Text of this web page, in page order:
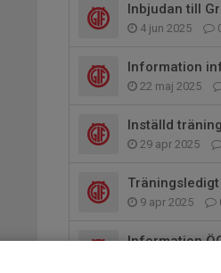
Inbjudan till
4 jun 2025
Information
22 maj 2025
Inställd
29 apr 2025
9 apr 2025
Information